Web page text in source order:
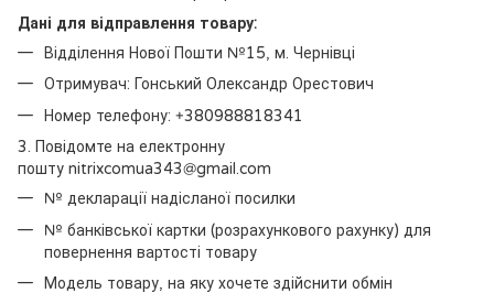
Дані для відправлення товару:
Відділення Нової Пошти №15, м. Чернівці
Отримувач: Гонський Олександр Орестович
Номер телефону: +380988818341
3. Повідомте на електронну
пошту nitrixcomua343@gmail.com
№ декларації надісланої посилки
№ банківської картки (розрахункового рахунку) для
повернення вартості товару
Модель товару, на яку хочете здійснити обмін